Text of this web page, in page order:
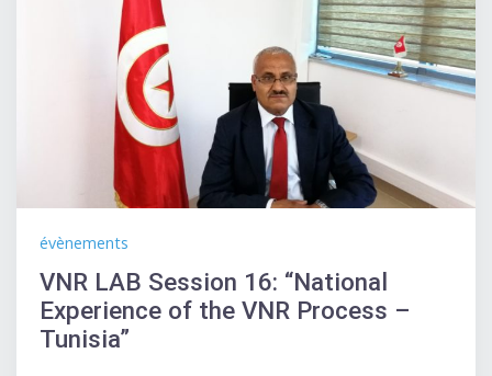
VNR LAB Session 16: “National
Experience of the VNR Process –
Tunisia”
évènements